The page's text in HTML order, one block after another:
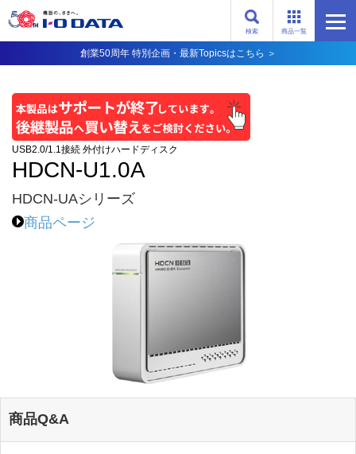
商品一覧
検索
創業50周年 特別企画・最新Topicsはこちら ＞
USB2.0/1.1接続 外付けハードディスク
HDCN-U1.0A
HDCN-UAシリーズ
商品ページ
商品Q&A